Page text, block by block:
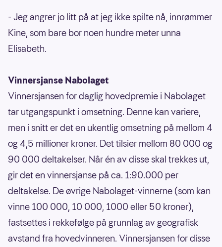
- Jeg angrer jo litt på at jeg ikke spilte nå, innrømmer
Kine, som bare bor noen hundre meter unna
Elisabeth.
Vinnersjanse Nabolaget
Vinnersjansen for daglig hovedpremie i Nabolaget
tar utgangspunkt i omsetning. Denne kan variere,
men i snitt er det en ukentlig omsetning på mellom 4
og 4,5 millioner kroner. Det tilsier mellom 80 000 og
90 000 deltakelser. Når én av disse skal trekkes ut,
gir det en vinnersjanse på ca. 1:90.000 per
deltakelse. De øvrige Nabolaget-vinnerne (som kan
vinne 100 000, 10 000, 1000 eller 50 kroner),
fastsettes i rekkefølge på grunnlag av geografisk
avstand fra hovedvinneren. Vinnersjansen for disse